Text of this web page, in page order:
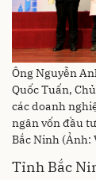
Ông Nguyễn
Quốc Tuấn,
các doanh
ngân vốn đầu
Bắc Ninh (Ảnh:
Tỉnh Bắc